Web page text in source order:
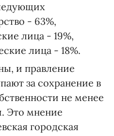
- 63%,
лица - 19%,
лица - 18%.
и правление
за сохранение в
не менее
Это мнение
городская